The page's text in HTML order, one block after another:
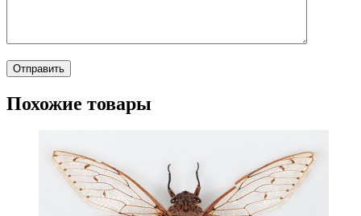
Похожие товары